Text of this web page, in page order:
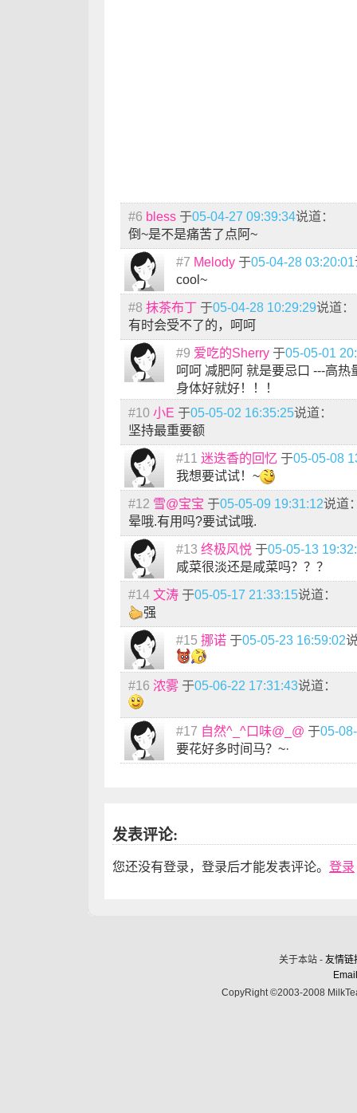
#6 bless 于05-04-27 09:39:34说道：
倒~是不是痛苦了点阿~
#7 Melody 于05-04-28 03:20:01
cool~
#8 抹茶布丁 于05-04-28 10:29:29说道：
有时会受不了的，呵呵
#9 爱吃的Sherry 于05-05-01
呵呵 减肥阿 就是要忌口 ---高
身体好就好！！！
#10 小E 于05-05-02 16:35:25说道：
坚持最重要额
#11 迷迭香的回忆 于05-05-08
我想要试试！~
#12 雪@宝宝 于05-05-09 19:31:12说道
晕哦.有用吗?要试试哦.
#13 终极风悦 于05-05-13
咸菜很淡还是咸菜吗？？？
#14 文涛 于05-05-17 21:33:15说道：
强
#15 挪诺 于05-05-23 16:59:02
#16 浓雾 于05-06-22 17:31:43说道：
#17 自然^_^口味@_@ 于05-
要花好多时间马？~·
发表评论:
您还没有登录，登录后才能发表评论。 登录
关于本站 - 友情链
CopyRight ©2003-2008